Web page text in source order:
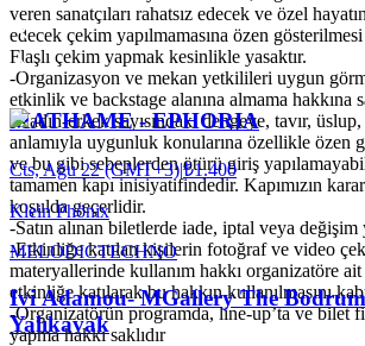
veren sanatçıları rahatsız edecek ve özel
edecek çekim yapılmamasına özen
Flaşlı çekim yapmak kesinlikle yasaktır.
-Organizasyon ve mekan yetkilileri uygun
etkinlik ve backstage alanına almama hakkına
-Kadın-erkek sayısındaki dengeye, tavır,
anlamıyla uygunluk konularına özellikle özen
ve bu gibi sebeplerden ötürü giriş
tamamen kapı inisiyatifindedir. Kapımızın
koşulda geçerlidir.
-Satın alınan biletlerde iade, iptal veya değişim
-Etkinliğe katılan kişilerin fotoğraf ve video
materyallerinde kullanım hakkı organizatöre ait
etkinliğe katılarak bu hakkın kullanılmasını
-Organizatörün programda, line-up’ta ve bilet
yapma hakkı saklıdır
MATHAME - EPHORIA
Cts, Ağu 22 (GMT+3)|₺1.400
Klein Phönix
MELODICTECHNO
Ivi Adamou- MGallery The
Yalıkavak